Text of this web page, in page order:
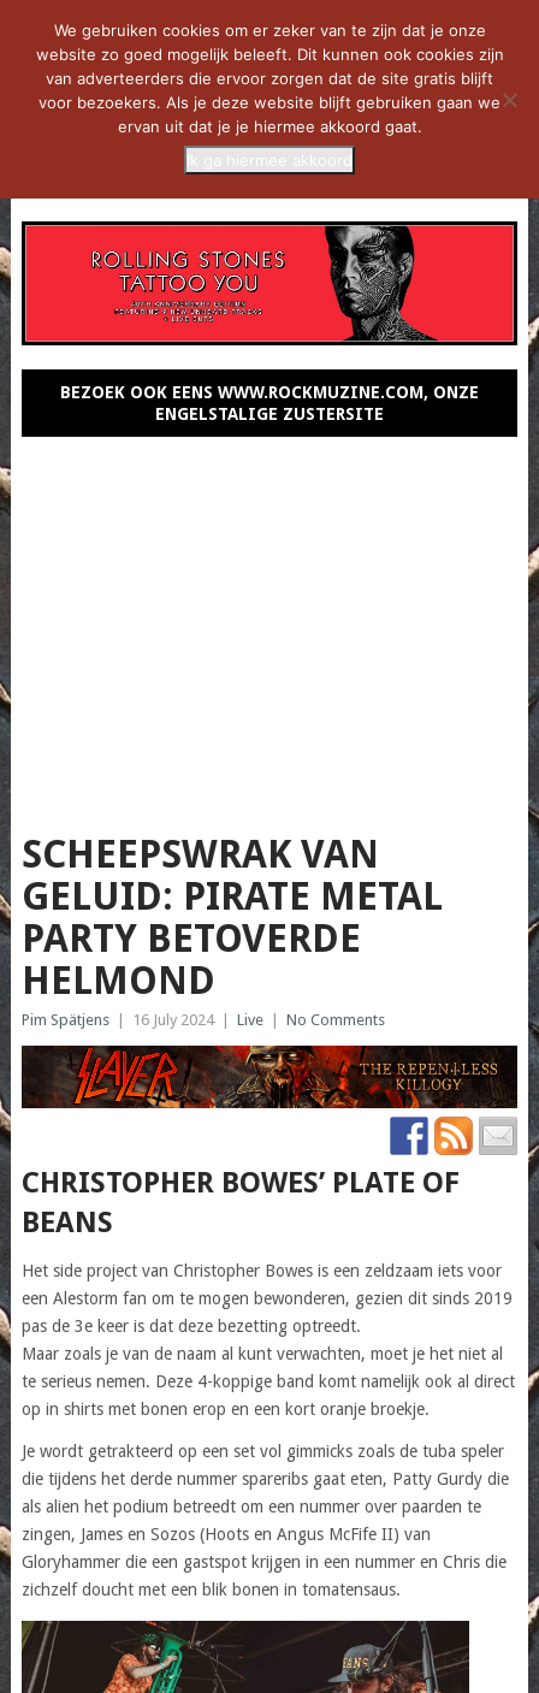
BEZOEK OOK EENS WWW.ROCKMUZINE.COM, ONZE
ENGELSTALIGE ZUSTERSITE
SCHEEPSWRAK VAN
GELUID: PIRATE METAL
PARTY BETOVERDE
HELMOND
Pim Spätjens 16 July 2024 Live No Comments
CHRISTOPHER BOWES’ PLATE OF
BEANS
Het side project van Christopher Bowes is een zeldzaam iets voor
een Alestorm fan om te mogen bewonderen, gezien dit sinds 2019
pas de 3e keer is dat deze bezetting optreedt.
Maar zoals je van de naam al kunt verwachten, moet je het niet al
te serieus nemen. Deze 4-koppige band komt namelijk ook al direct
op in shirts met bonen erop en een kort oranje broekje.
Je wordt getrakteerd op een set vol gimmicks zoals de tuba speler
die tijdens het derde nummer spareribs gaat eten, Patty Gurdy die
als alien het podium betreedt om een nummer over paarden te
zingen, James en Sozos (Hoots en Angus McFife II) van
Gloryhammer die een gastspot krijgen in een nummer en Chris die
zichzelf doucht met een blik bonen in tomatensaus.
We gebruiken cookies om er zeker van te zijn dat je onze
website zo goed mogelijk beleeft. Dit kunnen ook cookies zijn
van adverteerders die ervoor zorgen dat de site gratis blijft
voor bezoekers. Als je deze website blijft gebruiken gaan we
ervan uit dat je je hiermee akkoord gaat.
Ik ga hiermee akkoord